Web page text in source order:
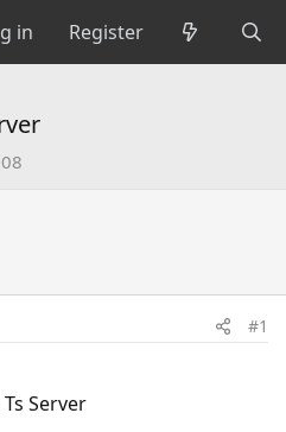
in Register
#1
Server